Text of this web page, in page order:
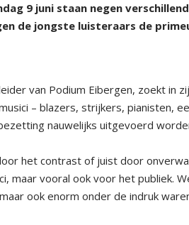
9 juni staan negen
de jongste luisteraars de
van Podium Eibergen, zoekt in
– blazers, strijkers, pianisten,
nauwelijks uitgevoerd
het contrast of juist door
maar vooral ook voor het publiek.
ook enorm onder de indruk